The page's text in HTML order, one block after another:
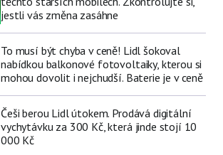
jestli vás změna zasáhne
To musí být chyba v ceně! Lidl šokoval
nabídkou balkonové fotovoltaiky, kterou si
mohou dovolit i nejchudší. Baterie je v ceně
Češi berou Lidl útokem. Prodává digitální
vychytávku za 300 Kč, která jinde stojí 10
000 Kč